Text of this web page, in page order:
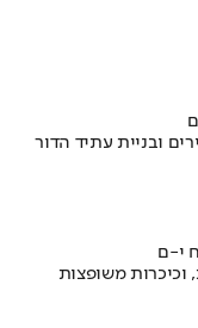
ובניית עתיד הדור
י-ם
וכיכרות משופצות